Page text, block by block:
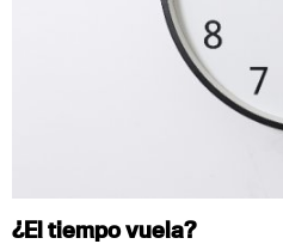
¿El tiempo vuela?